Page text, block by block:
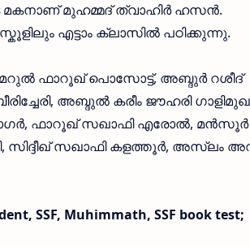
മകനാണ് മുഹമ്മദ് ത്വാഹിർ ഹസൻ.
എട്ടാം ക്ലാസിൽ പഠിക്കുന്നു.
ഉമറുൽ ഫാറൂഖ് പൊസോട്ട്, അബ്ദുർ റശീദ്
അബ്ദുൽ കരീം ജൗഹരി
ഫാറൂഖ് സഖാഫി എരോൽ, മൻസൂർ
സഖാഫി കളത്തൂർ, അസ്ലം
SSF, Muhimmath, SSF book test;